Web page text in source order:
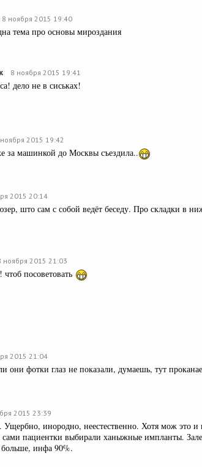
8 ноября 2015 19:40
тема про основы мироздания
8 ноября 2015 19:41
дело не в сиськах!
2015 19:42
за машинкой до Москвы съездила..
2015 20:14
што сам с собой ведёт беседу. Про складки в
ноября 2015 21:03
посоветовать
2015 21:04
они фотки глаз не показали, думаешь, тут
2015 23:39
Ущербно, инородно, неестественно. Хотя мож это и
сами пациентки выбирали ханыжные импланты.
больше, инфа 90%.